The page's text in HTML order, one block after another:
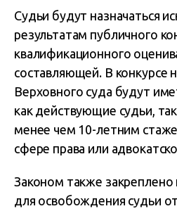
Судьи будут назначаться
результатам публичного
квалификационного
составляющей. В конкурсе
Верховного суда будут
как действующие судьи,
менее чем 10-летним
сфере права или
Законом также закреплено
для освобождения судьи